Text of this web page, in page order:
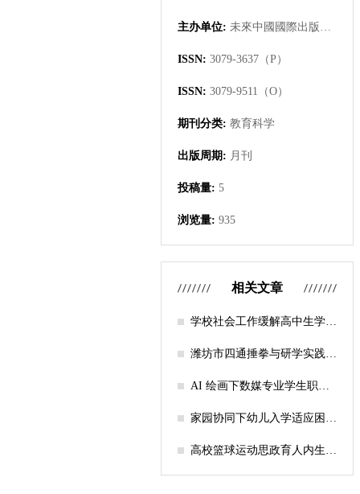
主办单位: 未來中國國際出版集團有限公司
ISSN: 3079-3637（P）
ISSN: 3079-9511（O）
期刊分类: 教育科学
出版周期: 月刊
投稿量: 5
浏览量: 935
相关文章
学校社会工作缓解高中生学习
课堂”为介入载体
潍坊市四通捶拳与研学实践教
AI 绘画下数媒专业学生职业
家园协同下幼儿入学适应困难
高校篮球运动思政育人内生逻